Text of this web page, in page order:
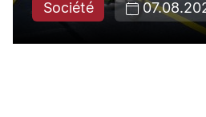
Société